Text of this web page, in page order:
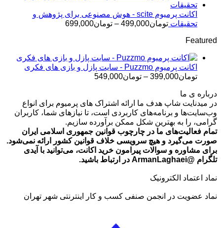
تا
تومان499,000
اکانت پرمیوم scite - هوش مصنوعی برای پژوهش و
تحقیقات تومان499,000
– تومان699,000محدوده
تومان699,000
Featured
اکانت پرمیوم Puzzmo - سایت پازل و بازی های فکری
تومان399,000
– تومان549,000
تا
تومان549,000
درباره ی ما
در میدنایت شاپ هدف ما ارائه اشتراک های پرمیوم برای انواع
وب‌سایت‌ها و برنامه‌های کاربردی است، تا نیازهای شما، کاربران
گرامی، را به بهترین شکل ممکن برآورده سازیم.
تمام فعالیت‌های ما در چارچوب قوانین جمهوری اسلامی ایران
صورت می‌گیرد و هیچ سرویسی خلاف قوانین کشور ارائه نمی‌شود.
برای مشاوره و سوالات پیرامون خرید اکانت، می‌توانید با آیدی
تلگرام @ArmanLaghaei در ارتباط باشید.
نماد اعتماد الکترونیک
نماد عضویت در انجمن صنفی کسب و کار اینترنتی شهر تهران